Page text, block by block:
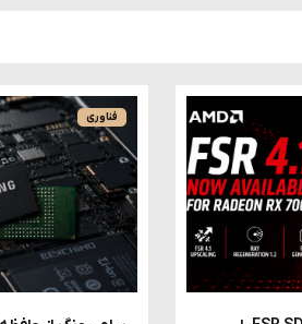
فناوری